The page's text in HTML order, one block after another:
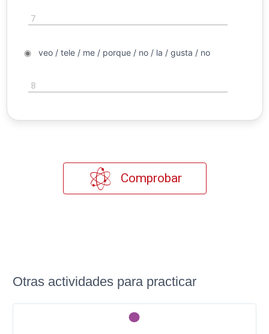
7
◉veo / tele / me / porque / no / la / gusta / no
8
Comprobar
Otras actividades para practicar